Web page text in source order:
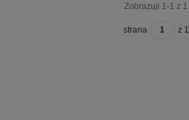
Zobrazuji 1-1 z 1
strana z 1